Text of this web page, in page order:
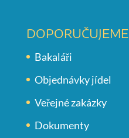
DOPORUČUJEME
Bakaláři
Objednávky jídel
Veřejné zakázky
Dokumenty